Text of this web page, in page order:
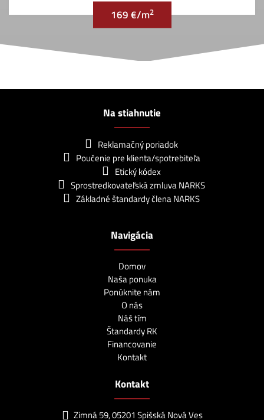
169 €/m2
Na stiahnutie
Reklamačný poriadok
Poučenie pre klienta/spotrebiteľa
Etický kódex
Sprostredkovateľská zmluva NARKS
Základné štandardy člena NARKS
Navigácia
Domov
Naša ponuka
Ponúknite nám
O nás
Náš tím
Štandardy RK
Financovanie
Kontakt
Kontakt
Zimná 59, 05201 Spišská Nová Ves